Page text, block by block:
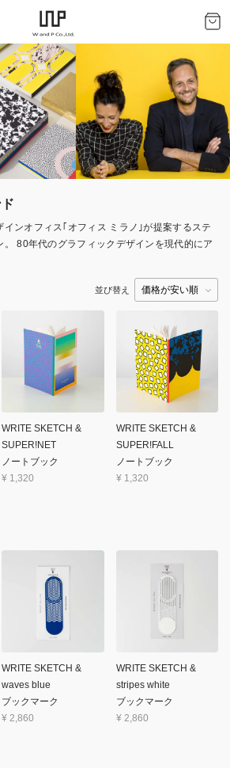
ンオフィス｢オフィス ミラノ｣が提案するステ
。 80年代のグラフィックデザインを現代的にア
並び替え
WRITE SKETCH &
SUPER!NET
ノートブック
¥ 1,320
WRITE SKETCH &
SUPER!FALL
ノートブック
¥ 1,320
WRITE SKETCH &
waves blue
ブックマーク
¥ 2,860
WRITE SKETCH &
stripes white
ブックマーク
¥ 2,860